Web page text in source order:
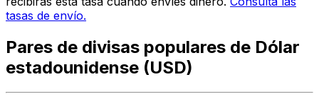
tasas de envío.
Pares de divisas populares de Dólar
estadounidense (USD)